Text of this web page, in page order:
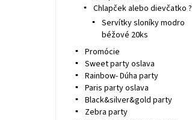
Chlapček alebo dievčatko ?
Servítky sloníky modro
béžové 20ks
Promócie
Sweet party oslava
Rainbow- Dúha party
Paris party oslava
Black&silver&gold party
Zebra party